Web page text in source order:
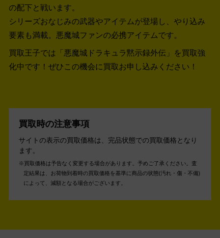
の配下と戦います。
シリーズおなじみの武器やアイテムが登場し、やり込み
要素も満載。悪魔城ファンの必携アイテムです。
買取王子では「悪魔城ドラキュラ黙示録外伝」を買取強
化中です！ ぜひこの機会に買取お申し込みください！
買取時の注意事項
サイトの表示の買取価格は、完品状態での買取価格となり
ます。
買取価格は予告なく変更する場合があります。予めご了承ください。 査
定結果は、お荷物到着時の買取価格を基準に商品の状態(汚れ・傷・不備)
によって、減額となる場合がございます。